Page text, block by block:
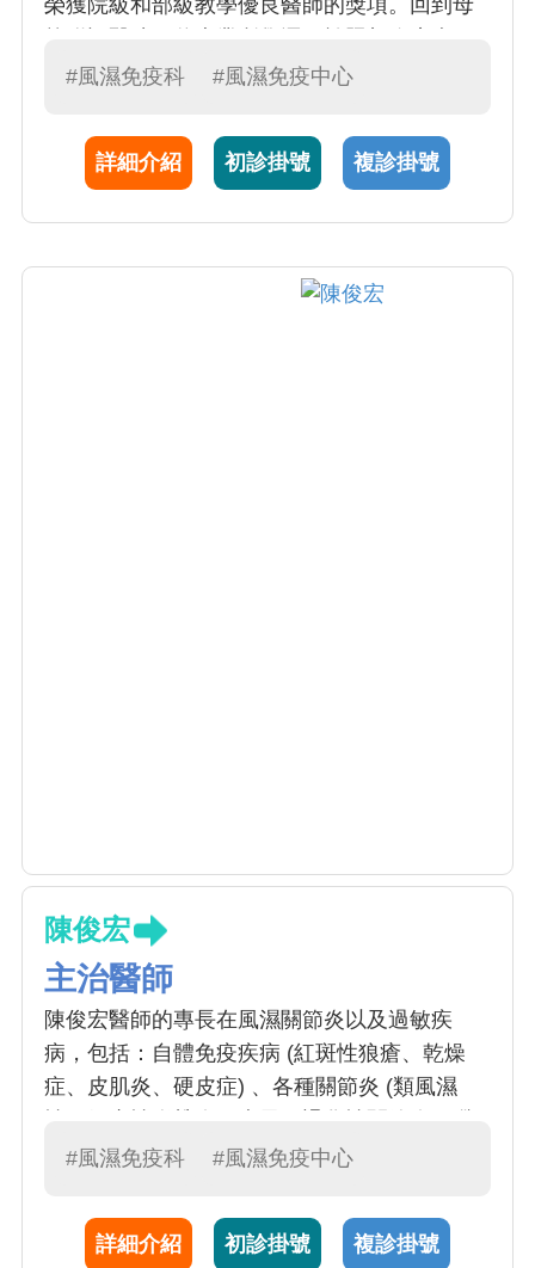
人，希冀病患皆能遠離病痛回歸正常生活，並
#風濕免疫科 #風濕免疫中心
詳細介紹 初診掛號 複診掛號
陳俊宏
主治醫師
陳俊宏醫師的專長在風濕關節炎以及過敏疾
病，包括：自體免疫疾病 (紅斑性狼瘡、乾燥
症、皮肌炎、硬皮症) 、各種關節炎 (類風濕
維肌痛症、骨質疏鬆症) 、以及蕁痲疹，氣喘，
科部風濕科臨床研究員，以及卑詩省針灸中醫
聯盟副理事長。陳醫師近年發表有關痛風、纖
#風濕免疫科 #風濕免疫中心
詳細介紹 初診掛號 複診掛號